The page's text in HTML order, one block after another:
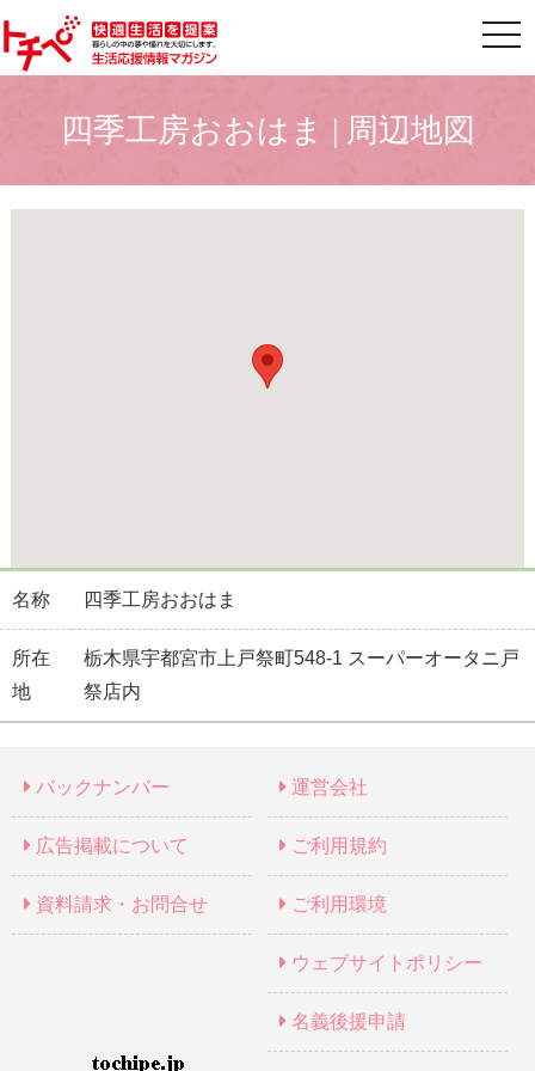
四季工房おおはま | 周辺地図
名称 四季工房おおはま
所在
地
栃木県宇都宮市上戸祭町548-1 スーパーオータニ戸
祭店内
バックナンバー
広告掲載について
資料請求・お問合せ
運営会社
ご利用規約
ご利用環境
ウェブサイトポリシー
名義後援申請